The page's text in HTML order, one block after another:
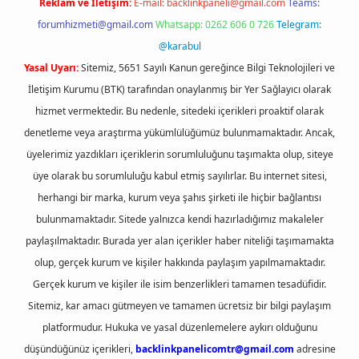
Reklam ve İletişim: E-mail: backlinkpaneli@gmail.comTeams:
forumhizmeti@gmail.comWhatsapp: 0262 606 0 726Telegram:
@karabul
Yasal Uyarı:Sitemiz, 5651 Sayılı Kanun gereğince Bilgi Teknolojileri ve
İletişim Kurumu (BTK) tarafından onaylanmış bir Yer Sağlayıcı olarak
hizmet vermektedir. Bu nedenle, sitedeki içerikleri proaktif olarak
denetleme veya araştırma yükümlülüğümüz bulunmamaktadır. Ancak,
üyelerimiz yazdıkları içeriklerin sorumluluğunu taşımakta olup, siteye
üye olarak bu sorumluluğu kabul etmiş sayılırlar. Bu internet sitesi,
herhangi bir marka, kurum veya şahıs şirketi ile hiçbir bağlantısı
bulunmamaktadır. Sitede yalnızca kendi hazırladığımız makaleler
paylaşılmaktadır. Burada yer alan içerikler haber niteliği taşımamakta
olup, gerçek kurum ve kişiler hakkında paylaşım yapılmamaktadır.
Gerçek kurum ve kişiler ile isim benzerlikleri tamamen tesadüfidir.
Sitemiz, kar amacı gütmeyen ve tamamen ücretsiz bir bilgi paylaşım
platformudur. Hukuka ve yasal düzenlemelere aykırı olduğunu
düşündüğünüz içerikleri, backlinkpanelicomtr@gmail.com adresine